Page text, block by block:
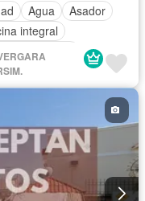
Agua
Asador
integral
con closet
Sin amueblar